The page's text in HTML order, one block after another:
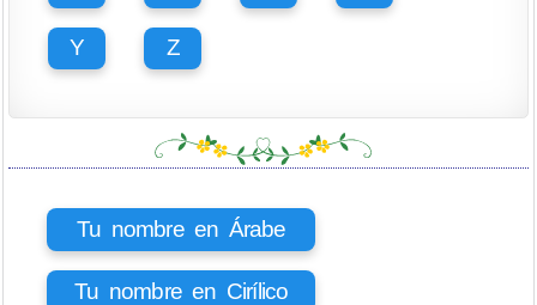
Y Z
Tu nombre en Árabe
Tu nombre en Cirílico